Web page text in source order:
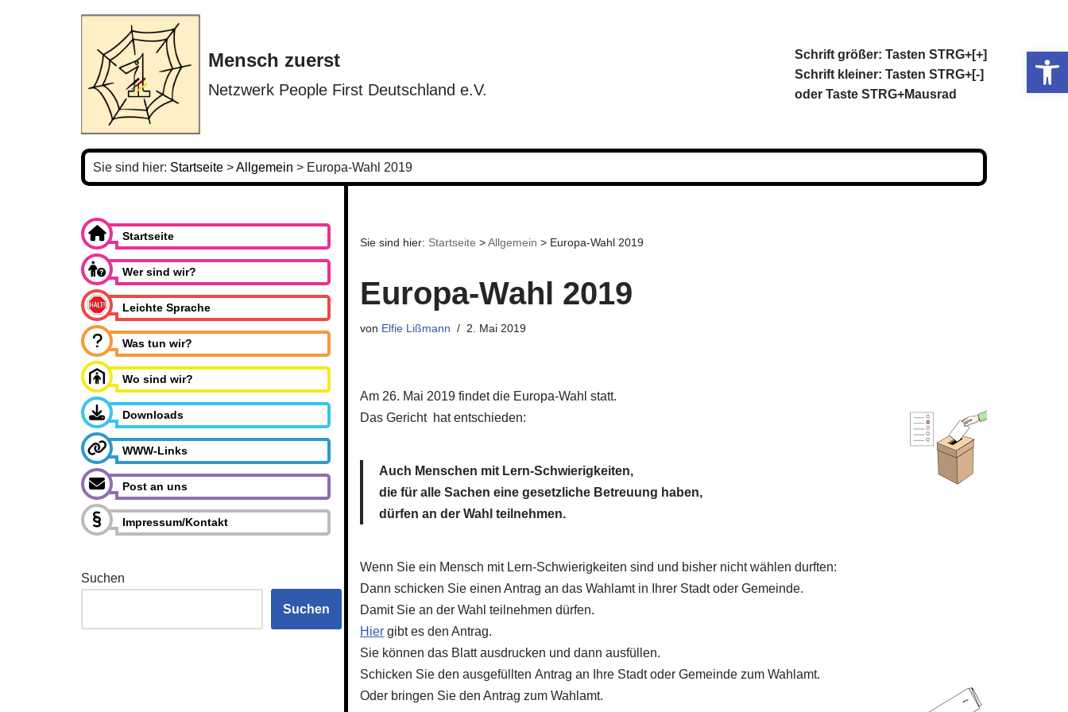
Mensch zuerst
Netzwerk People First Deutschland e.V.
Schrift größer: Tasten STRG+[+]
Schrift kleiner: Tasten STRG+[-]
oder Taste STRG+Mausrad
Sie sind hier: Startseite >Allgemein > Europa-Wahl 2019
Startseite
Wer sind wir?
Leichte Sprache
Was tun wir?
Wo sind wir?
Downloads
WWW-Links
Post an uns
Impressum/Kontakt
Suchen
Suchen
Sie sind hier: Startseite >Allgemein > Europa-Wahl 2019
Europa-Wahl 2019
von Elfie Lißmann 2. Mai 2019
Am 26. Mai 2019 findet die Europa-Wahl statt.
Das Gericht hat entschieden:
Auch Menschen mit Lern-Schwierigkeiten,
die für alle Sachen eine gesetzliche Betreuung haben,
dürfen an der Wahl teilnehmen.
Wenn Sie ein Mensch mit Lern-Schwierigkeiten sind und bisher nicht wählen durften:
Dann schicken Sie einen Antrag an das Wahlamt in Ihrer Stadt oder Gemeinde.
Damit Sie an der Wahl teilnehmen dürfen.
Hier gibt es den Antrag.
Sie können das Blatt ausdrucken und dann ausfüllen.
Schicken Sie den ausgefüllten Antrag an Ihre Stadt oder Gemeinde zum Wahlamt.
Oder bringen Sie den Antrag zum Wahlamt.